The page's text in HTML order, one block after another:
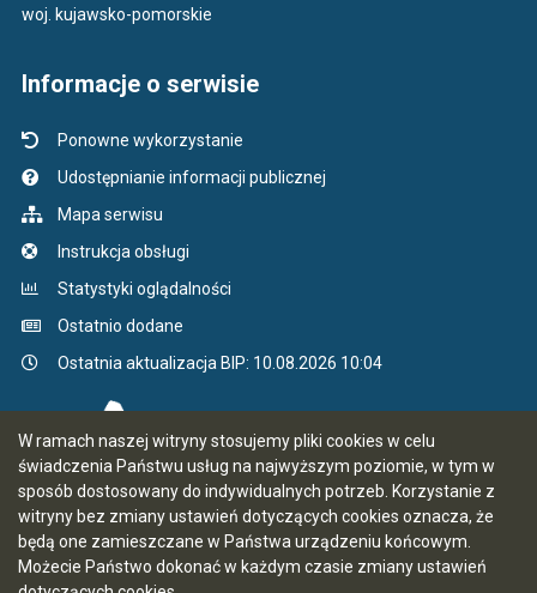
W ramach naszej witryny stosujemy pliki cookies w celu
świadczenia Państwu usług na najwyższym poziomie, w tym w
sposób dostosowany do indywidualnych potrzeb. Korzystanie z
witryny bez zmiany ustawień dotyczących cookies oznacza, że
będą one zamieszczane w Państwa urządzeniu końcowym.
Możecie Państwo dokonać w każdym czasie zmiany ustawień
woj. kujawsko-pomorskie
Informacje o serwisie
Ponowne wykorzystanie
Udostępnianie informacji publicznej
Mapa serwisu
Instrukcja obsługi
Statystyki oglądalności
Ostatnio dodane
Ostatnia aktualizacja BIP: 10.08.2026 10:04